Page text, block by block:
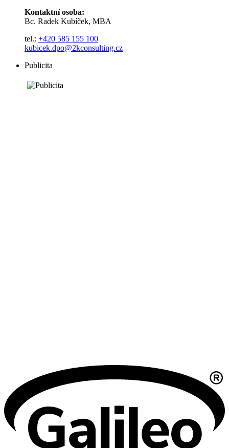
Kontaktní osoba:
Bc. Radek Kubíček, MBA
tel.: +420 585 155 100
kubicek.dpo@2kconsulting.cz
Publicita